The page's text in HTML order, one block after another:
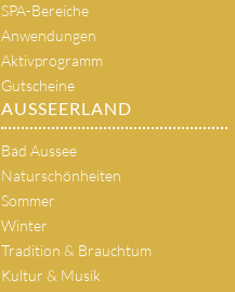
SPA-Bereiche
Anwendungen
Aktivprogramm
Gutscheine
AUSSEERLAND
Bad Aussee
Naturschönheiten
Sommer
Winter
Tradition & Brauchtum
Kultur & Musik